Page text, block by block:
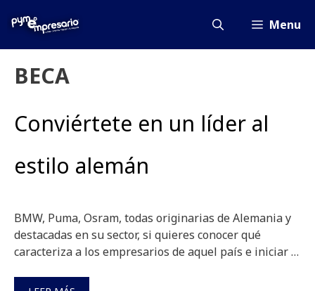
Menu
BECA
Conviértete en un líder al
estilo alemán
BMW, Puma, Osram, todas originarias de Alemania y
destacadas en su sector, si quieres conocer qué
caracteriza a los empresarios de aquel país e iniciar …